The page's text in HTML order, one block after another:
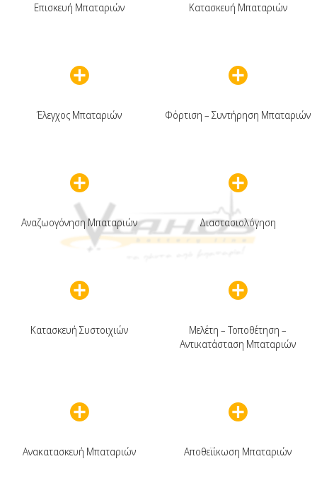
Επισκευή Μπαταριών Κατασκευή Μπαταριών
Έλεγχος Μπαταριών Φόρτιση – Συντήρηση Μπαταριών
Αναζωογόνηση Μπαταριών Διαστασιολόγηση
Κατασκευή Συστοιχιών
Μελέτη – Τοποθέτηση –
Αντικατάσταση Μπαταριών
Ανακατασκευή Μπαταριών Αποθεϊίκωση Μπαταριών